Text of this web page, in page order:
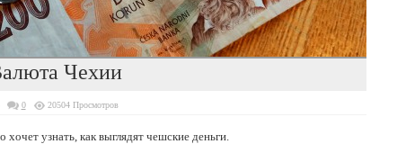
Чехии
0 20504 Просмотров
хочет узнать, как выглядят чешские деньги.